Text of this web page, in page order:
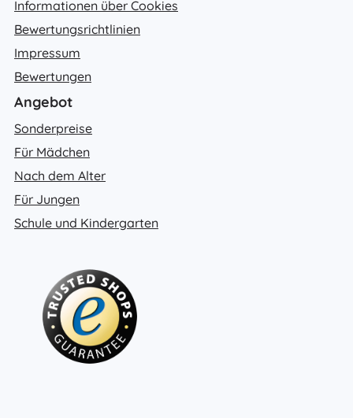
Informationen über Cookies
Bewertungsrichtlinien
Impressum
Bewertungen
Angebot
Sonderpreise
Für Mädchen
Nach dem Alter
Für Jungen
Schule und Kindergarten